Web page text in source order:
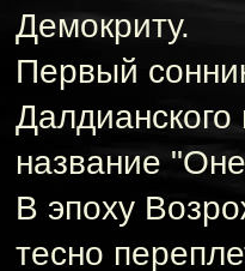
Демокриту.
Первый
название
В эпоху
тесно